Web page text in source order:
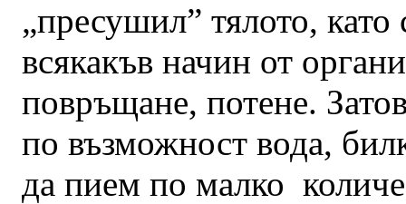
„пресушил” тялото, като
всякакъв начин от
повръщане, потене.
по възможност вода,
да пием по малко